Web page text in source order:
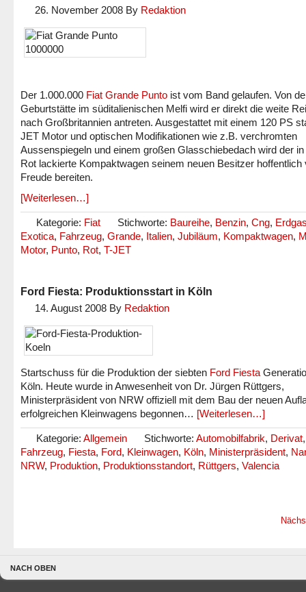
26. November 2008 By Redaktion
Der 1.000.000 Fiat Grande Punto ist vom Band gelaufen. Von
Geburtstätte im süditalienischen Melfi wird er direkt die weite
nach Großbritannien antreten. Ausgestattet mit einem 120 PS
JET Motor und optischen Modifikationen wie z.B. verchromten
Aussenspiegeln und einem großen Glasschiebedach wird der
Rot lackierte Kompaktwagen seinem neuen Besitzer hoffentlich
Freude bereiten.
[Weiterlesen…]
Kategorie: Fiat Stichworte: Baureihe, Benzin, Cng,
Exotica, Fahrzeug, Grande, Italien, Jubiläum, Kompaktwagen,
Motor, Punto, Rot, T-JET
Ford Fiesta: Produktionsstart in Köln
14. August 2008 By Redaktion
Startschuss für die Produktion der siebten Ford Fiesta
Köln. Heute wurde in Anwesenheit von Dr. Jürgen Rüttgers,
Ministerpräsident von NRW offiziell mit dem Bau der neuen
erfolgreichen Kleinwagens begonnen… [Weiterlesen…]
Kategorie: Allgemein Stichworte: Automobilfabrik, Derivat,
Fahrzeug, Fiesta, Ford, Kleinwagen, Köln, Ministerpräsident,
NRW, Produktion, Produktionsstandort, Rüttgers, Valencia
NACH OBEN